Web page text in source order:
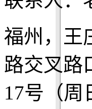
福州，王
路交叉路
17号（周